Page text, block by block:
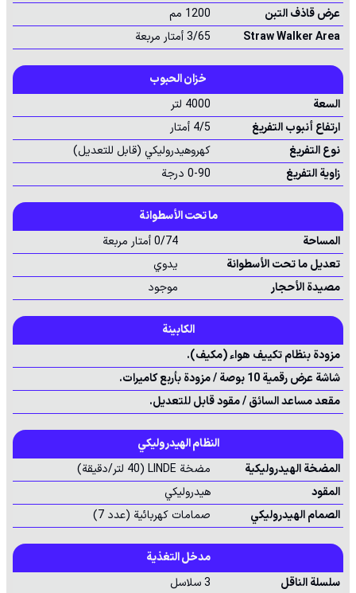
عرض قاذف التبن
1200 مم
Straw Walker Area
3/65 أمتار مربعة
خزان الحبوب
السعة
4000 لتر
ارتفاع أنبوب التفريغ
4/5 أمتار
نوع التفريغ
كهروهيدروليكي (قابل للتعديل)
زاوية التفريغ
0-90 درجة
ما تحت الأسطوانة
المساحة
0/74 أمتار مربعة
تعديل ما تحت الأسطوانة
يدوي
مصيدة الأحجار
موجود
الكابينة
مزودة بنظام تكييف هواء (مكيف).
شاشة عرض رقمية 10 بوصة / مزودة بأربع كاميرات.
مقعد مساعد السائق / مقود قابل للتعديل.
النظام الهيدروليكي
المضخة الهيدروليكية
مضخة LINDE (40 لتر/دقيقة)
المقود
هيدروليكي
الصمام الهيدروليكي
صمامات كهربائية (عدد 7)
مدخل التغذية
سلسلة الناقل
3 سلاسل